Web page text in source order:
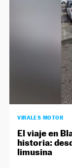
VIRALES MOTOR
El viaje en
historia:
limusina